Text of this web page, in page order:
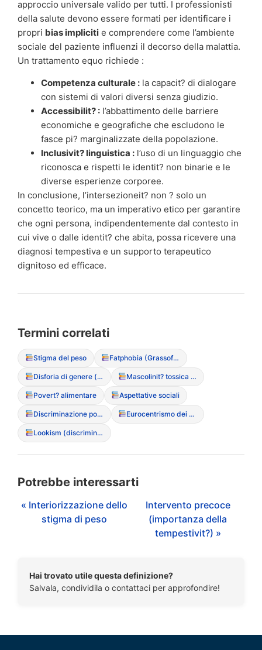
approccio universale valido per tutti. I professionisti
della salute devono essere formati per identificare i
propri bias impliciti e comprendere come l’ambiente
sociale del paziente influenzi il decorso della malattia.
Un trattamento equo richiede :
Competenza culturale : la capacit? di dialogare
con sistemi di valori diversi senza giudizio.
Accessibilit? : l’abbattimento delle barriere
economiche e geografiche che escludono le
fasce pi? marginalizzate della popolazione.
Inclusivit? linguistica : l’uso di un linguaggio che
riconosca e rispetti le identit? non binarie e le
diverse esperienze corporee.
In conclusione, l’intersezioneit? non ? solo un
concetto teorico, ma un imperativo etico per garantire
che ogni persona, indipendentemente dal contesto in
cui vive o dalle identit? che abita, possa ricevere una
diagnosi tempestiva e un supporto terapeutico
dignitoso ed efficace.
Termini correlati
Stigma del peso Fatphobia (Grassofobia)
Disforia di genere (correlazione con DCA) Mascolinit? tossica e DCA maschili
Povert? alimentare Aspettative sociali
Discriminazione ponderale (Sizeism) Eurocentrismo dei canoni estetici
Lookism (discriminazione basata sull’aspetto)
Potrebbe interessarti
« Interiorizzazione dello
stigma di peso
Intervento precoce
(importanza della
tempestivit?) »
Hai trovato utile questa definizione?
Salvala, condividila o contattaci per approfondire!